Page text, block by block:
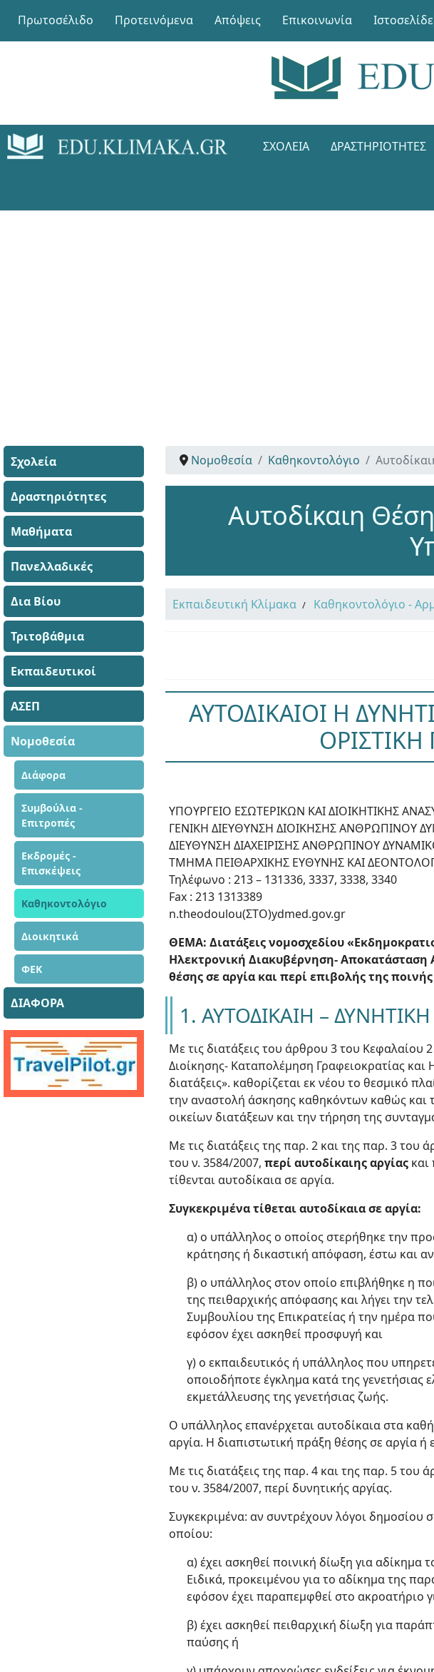
Πρωτοσέλιδο Προτεινόμενα Απόψεις Επικοινωνία
ΣΧΟΛΕΊΑ ΔΡΑΣΤΗΡΙΌΤΗΤΕΣ
Σχολεία
Δραστηριότητες
Μαθήματα
Πανελλαδικές
Δια Βίου
Τριτοβάθμια
Εκπαιδευτικοί
ΑΣΕΠ
Νομοθεσία
Διάφορα
Συμβούλια -
Επιτροπές
Εκδρομές -
Επισκέψεις
Καθηκοντολόγιο
Διοικητικά
ΦΕΚ
ΔΙΑΦΟΡΑ
Νομοθεσία Καθηκοντολόγιο
Αυτοδίκαιη
Εκπαιδευτική Κλίμακα Καθηκοντολόγιο -
ΑΥΤΟΔΙΚΑΙΟΙ Η
ΥΠΟΥΡΓΕΙΟ ΕΣΩΤΕΡΙΚΩΝ ΚΑΙ ΔΙΟΙΚΗΤΙΚΗΣ
ΓΕΝΙΚΗ ΔΙΕΥΘΥΝΣΗ ΔΙΟΙΚΗΣΗΣ ΑΝΘΡΩΠΙΝΟΥ
ΔΙΕΥΘΥΝΣΗ ΔΙΑΧΕΙΡΙΣΗΣ ΑΝΘΡΩΠΙΝΟΥ
ΤΜΗΜΑ ΠΕΙΘΑΡΧΙΚΗΣ ΕΥΘΥΝΗΣ ΚΑΙ
Τηλέφωνο : 213 – 131336, 3337, 3338, 3340
Fax : 213 1313389
n.theodoulou(ΣΤΟ)ydmed.gov.gr
ΘΕΜΑ: Διατάξεις νομοσχεδίου
Ηλεκτρονική Διακυβέρνηση- Αποκατάσταση
θέσης σε αργία και περί επιβολής της
1. ΑΥΤΟΔΙΚΑΙΗ –
Με τις διατάξεις του άρθρου 3 του
Διοίκησης- Καταπολέμηση Γραφειοκρατίας
διατάξεις». καθορίζεται εκ νέου το θεσμικό
την αναστολή άσκησης καθηκόντων καθώς και
οικείων διατάξεων και την τήρηση της
Με τις διατάξεις της παρ. 2 και της παρ. 3 του
του ν. 3584/2007,περί αυτοδίκαιης αργίας και
τίθενται αυτοδίκαια σε αργία.
Συγκεκριμένα τίθεται αυτοδίκαια σε αργία:
α) ο υπάλληλος ο οποίος στερήθηκε την
κράτησης ή δικαστική απόφαση, έστω και
β) ο υπάλληλος στον οποίο επιβλήθηκε η
της πειθαρχικής απόφασης και λήγει την
Συμβουλίου της Επικρατείας ή την ημέρα
εφόσον έχει ασκηθεί προσφυγή και
γ) ο εκπαιδευτικός ή υπάλληλος που
οποιοδήποτε έγκλημα κατά της γενετήσιας
εκμετάλλευσης της γενετήσιας ζωής.
Ο υπάλληλος επανέρχεται αυτοδίκαια στα
αργία. Η διαπιστωτική πράξη θέσης σε αργία
Με τις διατάξεις της παρ. 4 και της παρ. 5 του
του ν. 3584/2007, περί δυνητικής αργίας.
Συγκεκριμένα: αν συντρέχουν λόγοι δημοσίου
οποίου:
α) έχει ασκηθεί ποινική δίωξη για
Ειδικά, προκειμένου για το αδίκημα της
εφόσον έχει παραπεμφθεί στο ακροατήριο
β) έχει ασκηθεί πειθαρχική δίωξη για
παύσης ή